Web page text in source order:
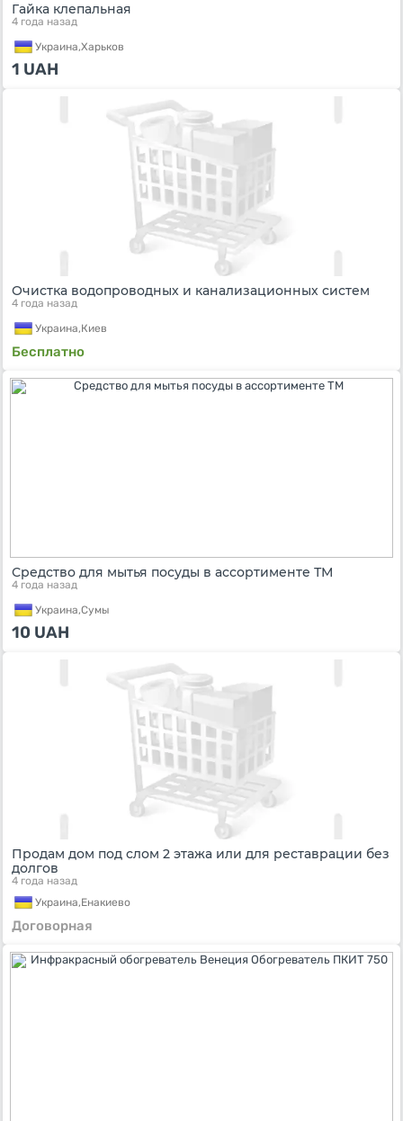
Гайка клепальная
4 года назад
Украина,Харьков
1 UAH
Очистка водопроводных и канализационных систем
4 года назад
Украина,Киев
Бесплатно
Средство для мытья посуды в ассортименте ТМ
4 года назад
Украина,Сумы
10 UAH
Продам дом под слом 2 этажа или для реставрации без
долгов
4 года назад
Украина,Енакиево
Договорная